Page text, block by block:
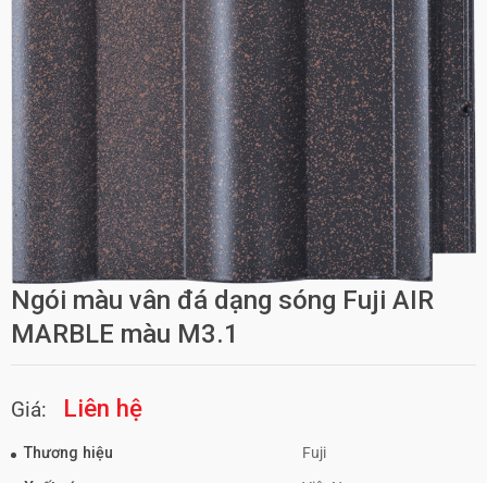
Ngói màu vân đá dạng sóng Fuji AIR
MARBLE màu M3.1
Giá: Liên hệ
Thương hiệu
Fuji